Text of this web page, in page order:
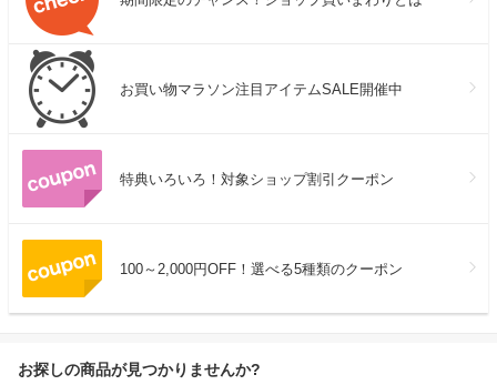
お買い物マラソン注目アイテムSALE開催中
特典いろいろ！対象ショップ割引クーポン
100～2,000円OFF！選べる5種類のクーポン
お探しの商品が見つかりませんか?